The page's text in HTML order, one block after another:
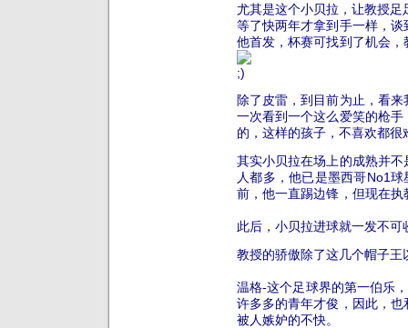
尤其是这个小贝拉，让教授
等了快两年才拿到手一样，
他首发，杯赛可找到了机会
除了皮雷，到目前为止，看
一次看到一个这么爱笑的枪
的，这样的孩子，不喜欢都很
其实小贝拉在场上的成熟并
人都多，他已是墨西哥No1
前，他一直踢边锋，但现在
此后，小贝拉进球就一发不
教授的骄傲除了这几个帽子
温格-这个足球界的第一伯乐
许多多的青年才俊，因此，
被人嫉妒的不快。